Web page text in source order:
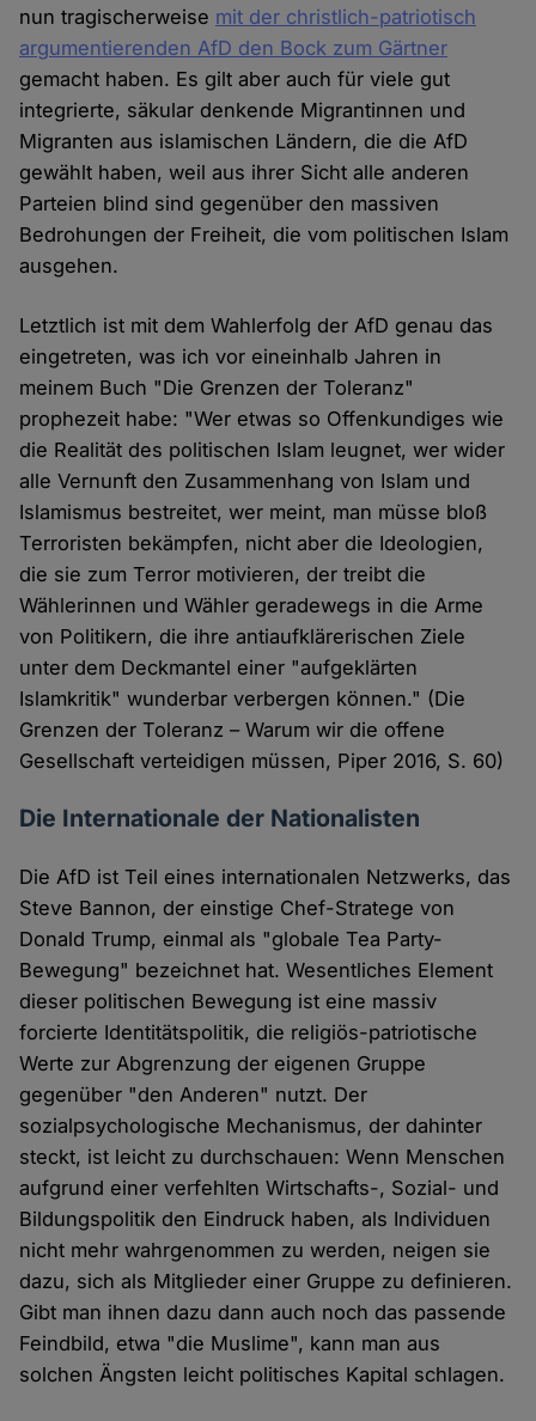
nun tragischerweise mit der christlich-patriotisch
argumentierenden AfD den Bock zum Gärtner
gemacht haben. Es gilt aber auch für viele gut
integrierte, säkular denkende Migrantinnen und
Migranten aus islamischen Ländern, die die AfD
gewählt haben, weil aus ihrer Sicht alle anderen
Parteien blind sind gegenüber den massiven
Bedrohungen der Freiheit, die vom politischen Islam
ausgehen.
Letztlich ist mit dem Wahlerfolg der AfD genau das
eingetreten, was ich vor eineinhalb Jahren in
meinem Buch "Die Grenzen der Toleranz"
prophezeit habe: "Wer etwas so Offenkundiges wie
die Realität des politischen Islam leugnet, wer wider
alle Vernunft den Zusammenhang von Islam und
Islamismus bestreitet, wer meint, man müsse bloß
Terroristen bekämpfen, nicht aber die Ideologien,
die sie zum Terror motivieren, der treibt die
Wählerinnen und Wähler geradewegs in die Arme
von Politikern, die ihre antiaufklärerischen Ziele
unter dem Deckmantel einer "aufgeklärten
Islamkritik" wunderbar verbergen können." (Die
Grenzen der Toleranz – Warum wir die offene
Gesellschaft verteidigen müssen, Piper 2016, S. 60)
Die Internationale der Nationalisten
Die AfD ist Teil eines internationalen Netzwerks, das
Steve Bannon, der einstige Chef-Stratege von
Donald Trump, einmal als "globale Tea Party-
Bewegung" bezeichnet hat. Wesentliches Element
dieser politischen Bewegung ist eine massiv
forcierte Identitätspolitik, die religiös-patriotische
Werte zur Abgrenzung der eigenen Gruppe
gegenüber "den Anderen" nutzt. Der
sozialpsychologische Mechanismus, der dahinter
steckt, ist leicht zu durchschauen: Wenn Menschen
aufgrund einer verfehlten Wirtschafts-, Sozial- und
Bildungspolitik den Eindruck haben, als Individuen
nicht mehr wahrgenommen zu werden, neigen sie
dazu, sich als Mitglieder einer Gruppe zu definieren.
Gibt man ihnen dazu dann auch noch das passende
Feindbild, etwa "die Muslime", kann man aus
solchen Ängsten leicht politisches Kapital schlagen.